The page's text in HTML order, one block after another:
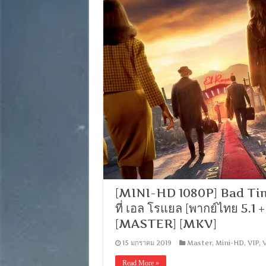
[MINI-HD 1080P] Bad
ที่ เอล โรแยล [พากย์ไทย 5.1
[MASTER] [MKV]
15 มกราคม 2019 Master, Mini-HD, VIP,
Read More »